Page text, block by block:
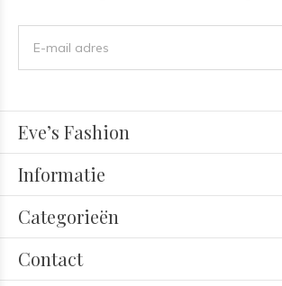
Eve’s Fashion
Informatie
Categorieën
Contact